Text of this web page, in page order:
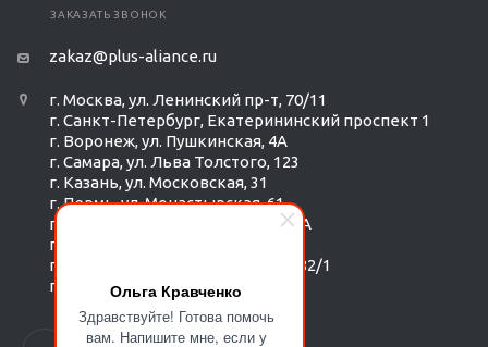
Ольга Кравченко
Здравствуйте! Готова помочь
вам. Напишите мне, если у
ЗАКАЗАТЬ ЗВОНОК
zakaz@plus-aliance.ru
г. Москва, ул. Ленинский пр-т, 70/11
г. Санкт-Петербург, Екатерининский проспект 1
г. Воронеж, ул. Пушкинская, 4А
г. Самара, ул. Льва Толстого, 123
г. Казань, ул. Московская, 31
г. Пермь, ул. Монастырская, 61
г. Екатеринбург, ул. Радищева 6А
г. Тюмень, ул. Республики 252/6
г. Новосибирск, Красный пр-т, 182/1
г. Омск, ул. ​Гагарина, 14